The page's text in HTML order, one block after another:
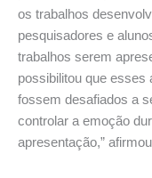
os trabalhos
pesquisadores e
trabalhos serem
possibilitou que esses
fossem desafiados a
controlar a emoção
apresentação,”